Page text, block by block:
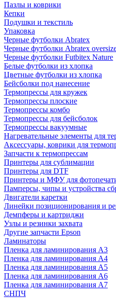
Пазлы и коврики
Кепки
Подушки и текстиль
Упаковка
Черные футболки Abratex
Черные футболки Abratex
Черные футболки Futbitex Nature
Белые футболки из хлопка
Цветные футболки из хлопка
Бейсболки под нанесение
Термопрессы для кружек
Термопрессы плоские
Термопрессы комбо
Термопрессы для бейсболок
Термопрессы вакуумные
Нагревательные элементы для
Аксессуары, коврики для
Запчасти к термопрессам
Принтеры для сублимации
Принтеры для DTF
Принтеры и МФУ для
Памперсы, чипы и устройства
Двигатели каретки
Линейки позиционирования и
Демпферы и картриджи
Узлы и резинки захвата
Другие запчасти Epson
Ламинаторы
Пленка для ламинирования А3
Пленка для ламинирования А4
Пленка для ламинирования А5
Пленка для ламинирования А6
Пленка для ламинирования А7
СНПЧ